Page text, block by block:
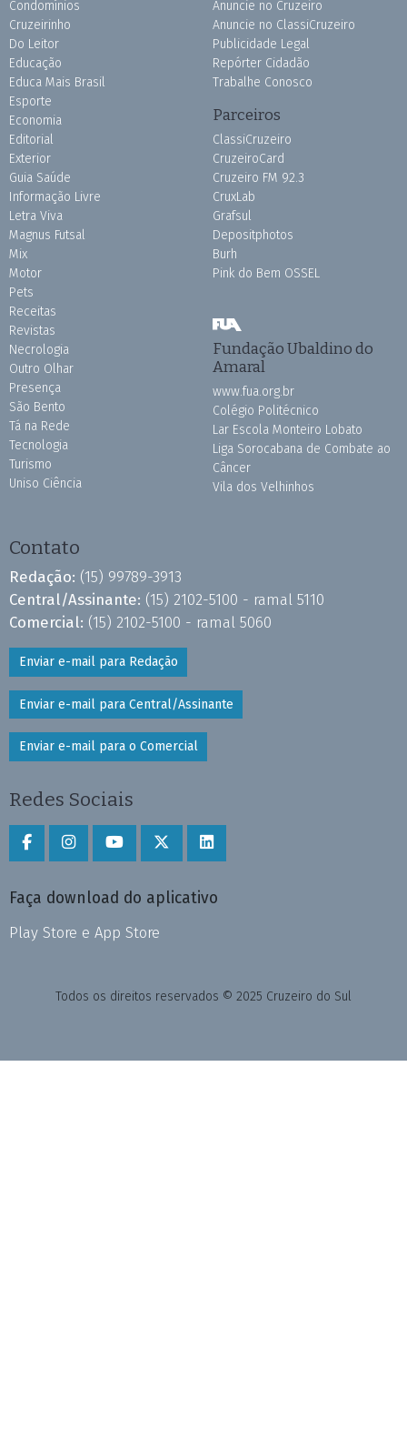
Condomínios
Cruzeirinho
Do Leitor
Educação
Educa Mais Brasil
Esporte
Economia
Editorial
Exterior
Guia Saúde
Informação Livre
Letra Viva
Magnus Futsal
Mix
Motor
Pets
Receitas
Revistas
Necrologia
Outro Olhar
Presença
São Bento
Tá na Rede
Tecnologia
Turismo
Uniso Ciência
Anuncie no Cruzeiro
Anuncie no ClassiCruzeiro
Publicidade Legal
Repórter Cidadão
Trabalhe Conosco
Parceiros
ClassiCruzeiro
CruzeiroCard
Cruzeiro FM 92.3
CruxLab
Grafsul
Depositphotos
Burh
Pink do Bem OSSEL
Fundação Ubaldino do
Amaral
www.fua.org.br
Colégio Politécnico
Lar Escola Monteiro Lobato
Liga Sorocabana de Combate ao
Câncer
Vila dos Velhinhos
Contato
Redação: (15) 99789-3913
Central/Assinante: (15) 2102-5100 - ramal 5110
Comercial: (15) 2102-5100 - ramal 5060
Enviar e-mail para Redação
Enviar e-mail para Central/Assinante
Enviar e-mail para o Comercial
Redes Sociais
Faça download do aplicativo
Play Store e App Store
Todos os direitos reservados © 2025 Cruzeiro do Sul